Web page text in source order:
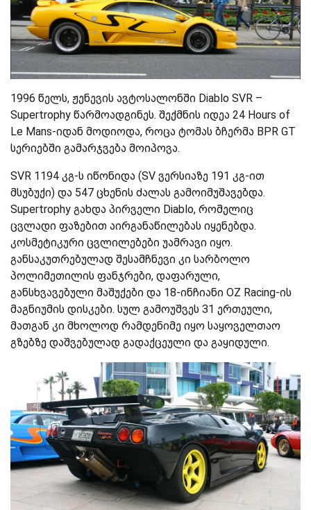
1996 წელს, ჟენევის ავტოსალონში Diablo SVR –
Supertrophy წარმოადგინეს. შექმნის იდეა 24 Hours of
Le Mans-იდან მოდიოდა, როცა ტომას ბჩერმა BPR GT
სერიებში გამარჯვება მოიპოვა.
SVR 1194 კგ-ს იწონიდა (SV ვერსიაზე 191 კგ-ით
მსუბუქი) და 547 ცხენის ძალას გამოიმუშავებდა.
Supertrophy გახდა პირველი Diablo, რომელიც
ცვლადი ფაზებით აირგანაწილებას იყენებდა.
კოსმეტიკური ცვლილებები უამრავი იყო.
განსაკუთრებულად შესამჩნევი კი სარბოლო
პოლიმეთილის ფანჯრები, დაფარული,
განსხვავებული მაშუქები და 18-ინჩიანი OZ Racing-ის
მაგნიუმის დისკები. სულ გამოუშვეს 31 ერთეული,
მათგან კი მხოლოდ რამდენიმე იყო საყოველთაო
გზებზე დაშვებულად გადაქცეული და გაყიდული.